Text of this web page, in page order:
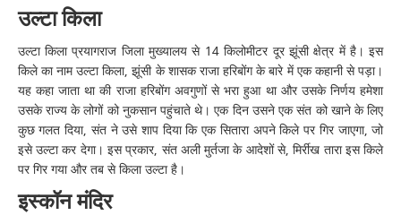
उल्टा किला
उल्टा किला प्रयागराज जिला मुख्यालय से 14 किलोमीटर दूर झूंसी क्षेत्र में है। इस
किले का नाम उल्टा किला, झूंसी के शासक राजा हरिबोंग के बारे में एक कहानी से पड़ा।
यह कहा जाता था की राजा हरिबोंग अवगुणों से भरा हुआ था और उसके निर्णय हमेशा
उसके राज्य के लोगों को नुकसान पहुंचाते थे। एक दिन उसने एक संत को खाने के लिए
कुछ गलत दिया, संत ने उसे शाप दिया कि एक सितारा अपने किले पर गिर जाएगा, जो
इसे उल्टा कर देगा। इस प्रकार, संत अली मुर्तजा के आदेशों से, मिर्रीख तारा इस किले
पर गिर गया और तब से किला उल्टा है।
इस्कॉन मंदिर